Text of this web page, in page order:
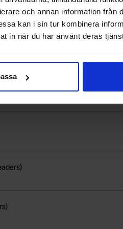
och annan information från
kan i sin tur kombinera
in när du har använt deras
headers)